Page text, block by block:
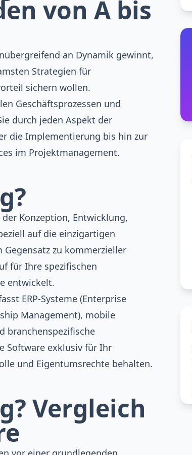
von A bis
an Dynamik gewinnt,
Strategien für
sichern wollen.
Geschäftsprozessen und
durch jeden Aspekt der
die Implementierung bis hin zur
im Projektmanagement.
Konzeption, Entwicklung,
auf die einzigartigen
zu kommerzieller
für Ihre spezifischen
entwickelt.
ERP-Systeme (Enterprise
Management), mobile
branchenspezifische
Software exklusiv für Ihr
und Eigentumsrechte behalten.
Vergleich